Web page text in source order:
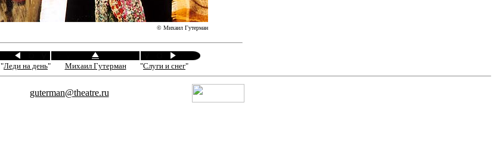
© Михаил Гутерман
"Леди на день" Михаил Гутерман "Слуги и снег"
guterman@theatre.ru